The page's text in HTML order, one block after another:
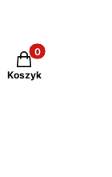
Produkty w
Koszyk